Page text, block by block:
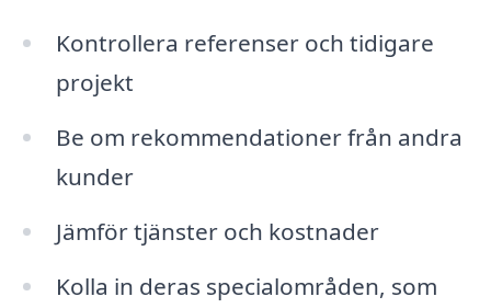
Kontrollera referenser och tidigare
projekt
Be om rekommendationer från andra
kunder
Jämför tjänster och kostnader
Kolla in deras specialområden, som